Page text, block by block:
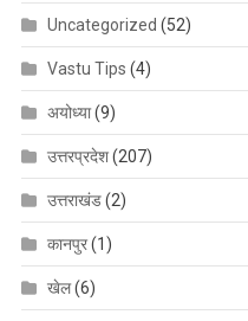
Uncategorized (52)
Vastu Tips (4)
अयोध्या(9)
उत्तरप्रदेश(207)
उत्तराखंड(2)
कानपुर(1)
खेल(6)